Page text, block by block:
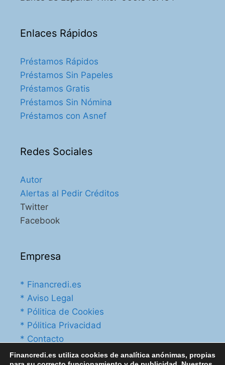
Enlaces Rápidos
Préstamos Rápidos
Préstamos Sin Papeles
Préstamos Gratis
Préstamos Sin Nómina
Préstamos con Asnef
Redes Sociales
Autor
Alertas al Pedir Créditos
Twitter
Facebook
Empresa
* Financredi.es
* Aviso Legal
* Pólitica de Cookies
* Pólitica Privacidad
* Contacto
Financredi.es utiliza cookies de analítica anónimas, propias